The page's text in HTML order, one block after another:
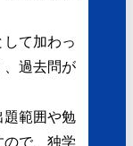
て加わっ
、過去問が
題範囲や勉
で、独学